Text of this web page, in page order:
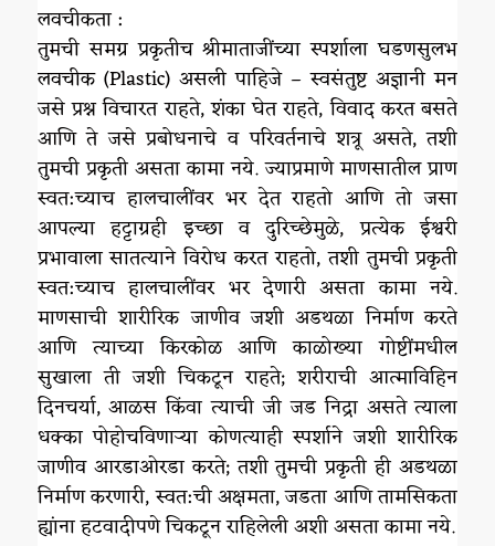
लवचीकता :
तुमची समग्र प्रकृतीच श्रीमाताजींच्या स्पर्शाला घडणसुलभ
लवचीक (Plastic) असली पाहिजे – स्वसंतुष्ट अज्ञानी मन
जसे प्रश्न विचारत राहते, शंका घेत राहते, विवाद करत बसते
आणि ते जसे प्रबोधनाचे व परिवर्तनाचे शत्रू असते, तशी
तुमची प्रकृती असता कामा नये. ज्याप्रमाणे माणसातील प्राण
स्वत:च्याच हालचालींवर भर देत राहतो आणि तो जसा
आपल्या हट्टाग्रही इच्छा व दुरिच्छेमुळे, प्रत्येक ईश्वरी
प्रभावाला सातत्याने विरोध करत राहतो, तशी तुमची प्रकृती
स्वत:च्याच हालचालींवर भर देणारी असता कामा नये.
माणसाची शारीरिक जाणीव जशी अडथळा निर्माण करते
आणि त्याच्या किरकोळ आणि काळोख्या गोष्टींमधील
सुखाला ती जशी चिकटून राहते; शरीराची आत्माविहिन
दिनचर्या, आळस किंवा त्याची जी जड निद्रा असते त्याला
धक्का पोहोचविणाऱ्या कोणत्याही स्पर्शाने जशी शारीरिक
जाणीव आरडाओरडा करते; तशी तुमची प्रकृती ही अडथळा
निर्माण करणारी, स्वत:ची अक्षमता, जडता आणि तामसिकता
ह्यांना हटवादीपणे चिकटून राहिलेली अशी असता कामा नये.